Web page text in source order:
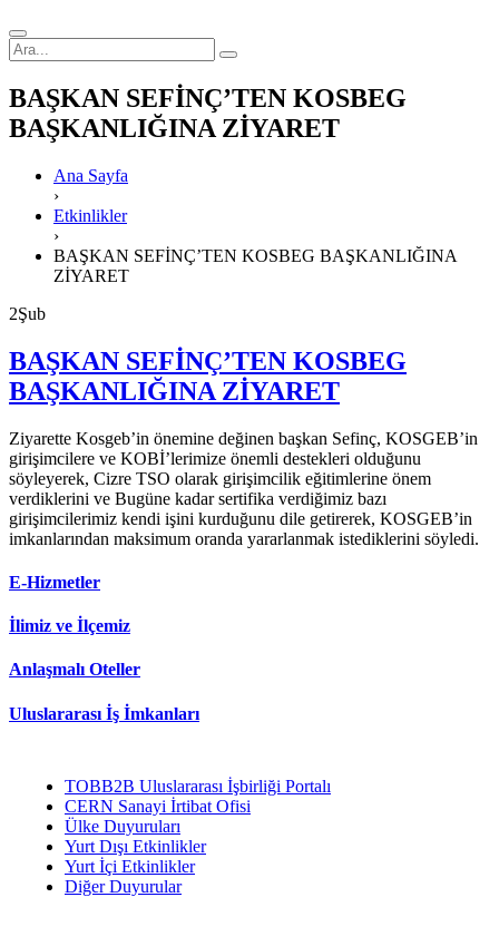
BAŞKAN SEFİNÇ’TEN KOSBEG
BAŞKANLIĞINA ZİYARET
Ana Sayfa
›
Etkinlikler
›
BAŞKAN SEFİNÇ’TEN KOSBEG BAŞKANLIĞINA
ZİYARET
2Şub
BAŞKAN SEFİNÇ’TEN KOSBEG
BAŞKANLIĞINA ZİYARET
Ziyarette Kosgeb’in önemine değinen başkan Sefinç, KOSGEB’in
girişimcilere ve KOBİ’lerimize önemli destekleri olduğunu
söyleyerek, Cizre TSO olarak girişimcilik eğitimlerine önem
verdiklerini ve Bugüne kadar sertifika verdiğimiz bazı
girişimcilerimiz kendi işini kurduğunu dile getirerek, KOSGEB’in
imkanlarından maksimum oranda yararlanmak istediklerini söyledi.
E-Hizmetler
İlimiz ve İlçemiz
Anlaşmalı Oteller
Uluslararası İş İmkanları
TOBB2B Uluslararası İşbirliği Portalı
CERN Sanayi İrtibat Ofisi
Ülke Duyuruları
Yurt Dışı Etkinlikler
Yurt İçi Etkinlikler
Diğer Duyurular